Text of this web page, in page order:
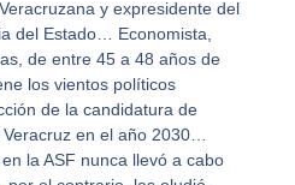
y expresidente del
del Estado… Economista,
de entre 45 a 48 años de
los vientos políticos
de la candidatura de
en el año 2030…
la ASF nunca llevó a cabo